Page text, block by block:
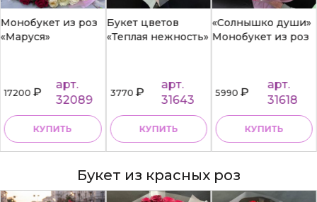
Монобукет из роз
«Маруся»
17200₽
арт.
32089
КУПИТЬ
Букет цветов
«Теплая нежность»
3770₽
арт.
31643
КУПИТЬ
«Солнышко души»
Монобукет из роз
5990₽
арт.
31618
КУПИТЬ
Букет из красных роз